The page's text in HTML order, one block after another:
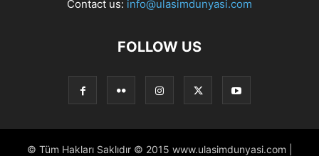
Contact us: info@ulasimdunyasi.com
FOLLOW US
© Tüm Hakları Saklıdır © 2015 www.ulasimdunyasi.com |